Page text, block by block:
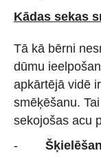
Kādas sekas
Tā kā bērni
dūmu
apkārtējā vidē
smēķēšanu.
sekojošas acu
-